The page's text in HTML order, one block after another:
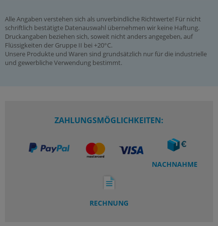
Alle Angaben verstehen sich als unverbindliche Richtwerte! Für nicht
schriftlich bestätigte Datenauswahl übernehmen wir keine Haftung.
Druckangaben beziehen sich, soweit nicht anders angegeben, auf
Flüssigkeiten der Gruppe II bei +20°C.
Unsere Produkte und Waren sind grundsätzlich nur für die industrielle
und gewerbliche Verwendung bestimmt.
ZAHLUNGSMÖGLICHKEITEN:
NACHNAHME
RECHNUNG